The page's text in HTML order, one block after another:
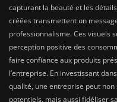
capturant la beauté et les
créées transmettent un
professionnalisme. Ces visuels
perception positive des
faire confiance aux produits
l’entreprise. En investissant
qualité, une entreprise peut
potentiels, mais aussi fidéliser